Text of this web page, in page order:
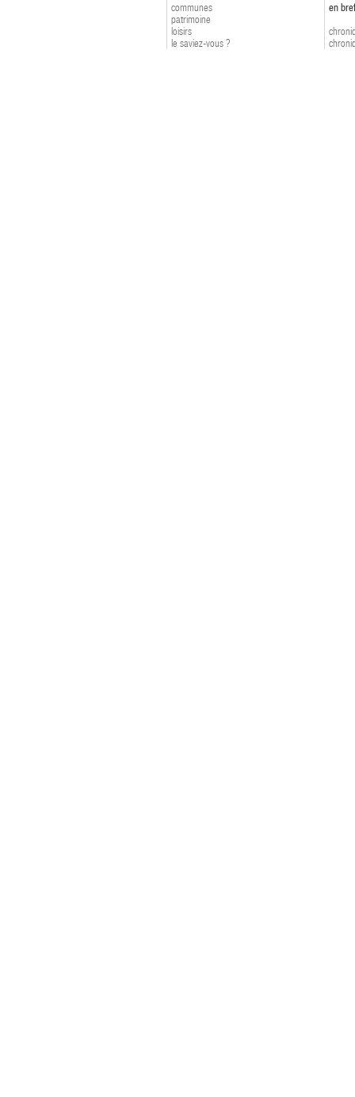
communes
patrimoine
loisirs
le saviez-vous ?
en bref